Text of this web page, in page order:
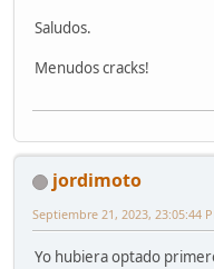
Saludos.
Menudos cracks!
jordimoto
Septiembre 21, 2023, 23:05:44
Yo hubiera optado